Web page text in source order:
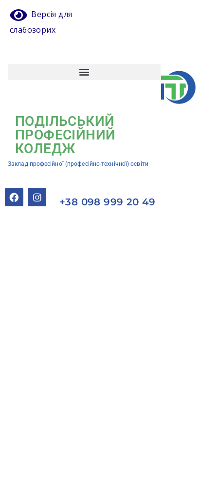
Версія для
слабозорих
ПОДІЛЬСЬКИЙ
ПРОФЕСІЙНИЙ
КОЛЕДЖ
Заклад професійної (професійно-технічної) освіти
+38 098 999 20 49